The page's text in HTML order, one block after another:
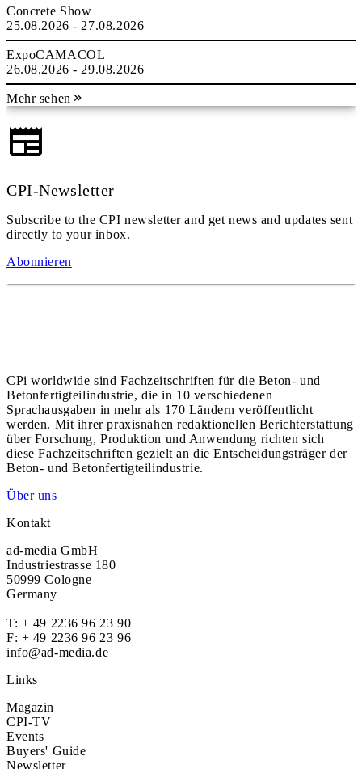
Concrete Show
25.08.2026 - 27.08.2026
ExpoCAMACOL
26.08.2026 - 29.08.2026
Mehr sehen
CPI-Newsletter
Subscribe to the CPI newsletter and get news and updates sent
directly to your inbox.
Abonnieren
CPi worldwide sind Fachzeitschriften für die Beton- und
Betonfertigteilindustrie, die in 10 verschiedenen
Sprachausgaben in mehr als 170 Ländern veröffentlicht
werden. Mit ihrer praxisnahen redaktionellen Berichterstattung
über Forschung, Produktion und Anwendung richten sich
diese Fachzeitschriften gezielt an die Entscheidungsträger der
Beton- und Betonfertigteilindustrie.
Über uns
Kontakt
ad-media GmbH
Industriestrasse 180
50999 Cologne
Germany
T: + 49 2236 96 23 90
F: + 49 2236 96 23 96
info@ad-media.de
Links
Magazin
CPI-TV
Events
Buyers' Guide
Newsletter